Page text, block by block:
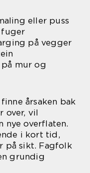
eller puss
fuger
på vegger
mur og
årsaken bak
over, vil
nye overflaten.
i kort tid,
på sikt. Fagfolk
grundig